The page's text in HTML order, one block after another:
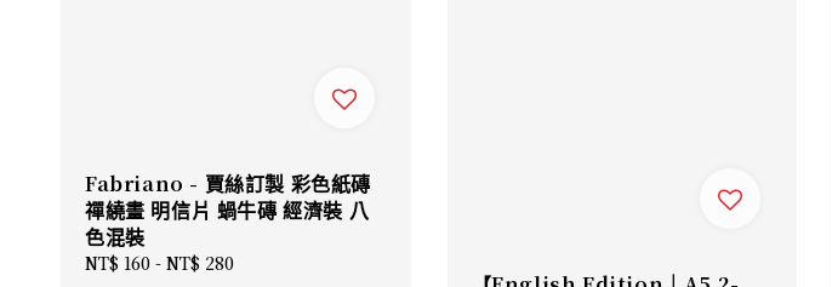
Fabriano - 賈絲訂製 彩色紙磚
禪繞畫 明信片 蝸牛磚 經濟裝 八
色混裝
Regular
NT$ 160 - NT$ 280